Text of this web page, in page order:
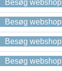
Besøg webshop
Besøg webshop
Besøg webshop
Besøg webshop